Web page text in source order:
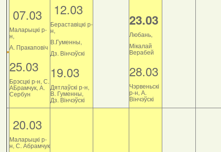
07.03
Маларыцкі р-
н,
А. Пракаповіч
25.03
Брэсцкі р-н, С.
АБрамчук, А.
Сербун
12.03
Бераставіцкі р-
н,
В.Гуменны,
Дз. Вінчэўскі
19.03
Дятлаўскі р-н,
В. Гуменны,
Дз. Вінчэўскі
23.03
Любань,
Мікалай
Верабей
28.03
Чэрвеньскі
р-н, А.
Вінчэўскі
20.03
Маларыцкі р-
н, С. Абрамчук